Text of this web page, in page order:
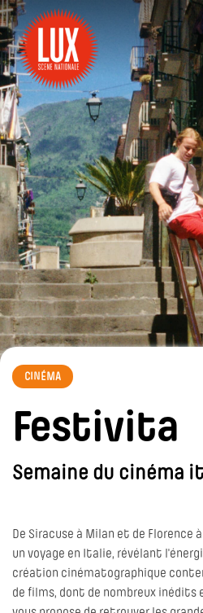
CINÉMA
Festivita
Semaine du cinéma
De Siracuse à Milan et de Florence
un voyage en Italie, révélant
création cinématographique
de films, dont de nombreux inédits